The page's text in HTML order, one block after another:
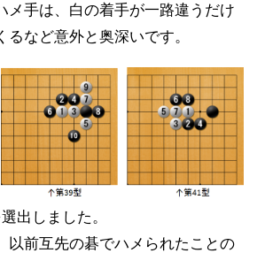
メ手は、白の着手が一路違うだけ
など意外と奥深いです。
出しました。
以前互先の碁でハメられたことの